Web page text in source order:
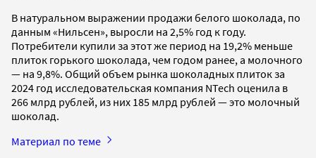
В натуральном выражении продажи белого шоколада, по
данным «Нильсен», выросли на 2,5% год к году.
Потребители купили за этот же период на 19,2% меньше
плиток горького шоколада, чем годом ранее, а молочного
— на 9,8%. Общий объем рынка шоколадных плиток за
2024 год исследовательская компания NTech оценила в
266 млрд рублей, из них 185 млрд рублей — это молочный
шоколад.
Материал по теме